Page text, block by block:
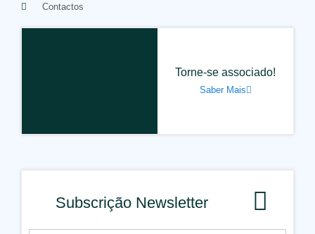
Contactos
Torne-se associado!
Saber Mais
Subscrição Newsletter